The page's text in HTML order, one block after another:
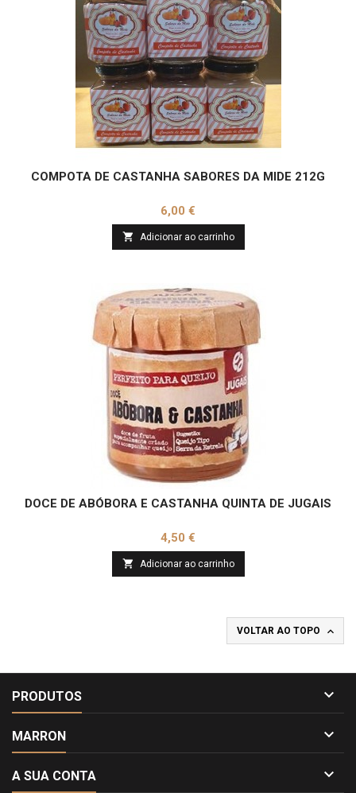
COMPOTA DE CASTANHA SABORES DA MIDE 212G
Preço
6,00 €
 Adicionar ao carrinho
DOCE DE ABÓBORA E CASTANHA QUINTA DE JUGAIS
Preço
4,50 €
 Adicionar ao carrinho
VOLTAR AO TOPO 
PRODUTOS 
MARRON 
A SUA CONTA 